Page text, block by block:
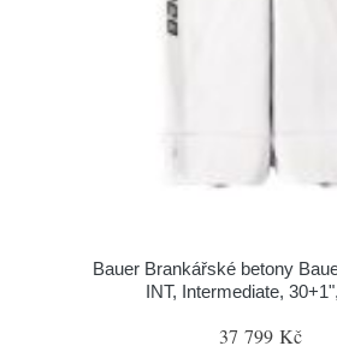
Bauer Brankářské betony
INT, Intermediate,
37 799 Kč